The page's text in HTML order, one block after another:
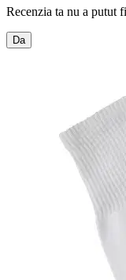
Recenzia ta nu a putut
Da